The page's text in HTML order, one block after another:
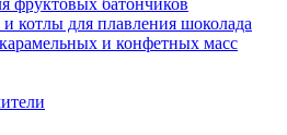
батончиков
котлы для плавления шоколада
и конфетных масс